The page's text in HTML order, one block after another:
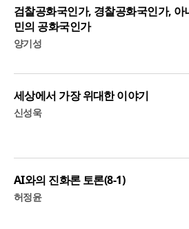
검찰공화국인가, 경찰공화국인가, 아
민의 공화국인가
양기성
세상에서 가장 위대한 이야기
신성욱
AI와의 진화론 토론(8-1)
허정윤